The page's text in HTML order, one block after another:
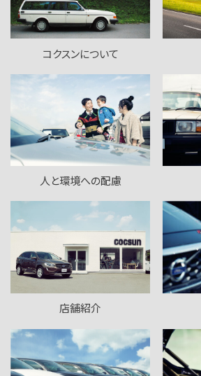
コクスンについて
人と環境への配慮
店舗紹介